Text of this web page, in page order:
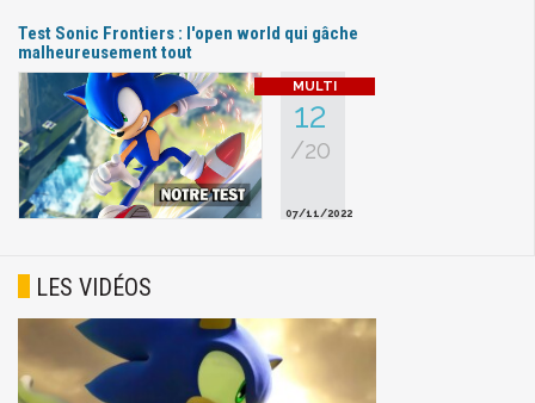
Test Sonic Frontiers : l'open world qui gâche
malheureusement tout
12
/20
07/11/2022
LES VIDÉOS